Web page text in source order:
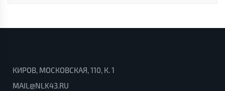
КИРОВ, МОСКОВСКАЯ, 110, К. 1
MAIL@NLK43.RU